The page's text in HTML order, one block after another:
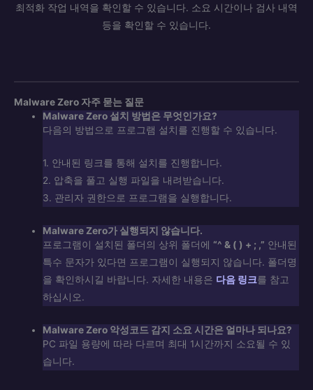
최적화 작업 내역을 확인할 수 있습니다. 소요 시간이나 검사 내역
등을 확인할 수 있습니다.
Malware Zero 자주 묻는 질문
Malware Zero 설치 방법은 무엇인가요?
다음의 방법으로 프로그램 설치를 진행할 수 있습니다.
1. 안내된 링크를 통해 설치를 진행합니다.
2. 압축을 풀고 실행 파일을 내려받습니다.
3. 관리자 권한으로 프로그램을 실행합니다.
Malware Zero가 실행되지 않습니다.
프로그램이 설치된 폴더의 상위 폴더에“^ & ( ) + ; ,” 안내된
특수 문자가 있다면 프로그램이 실행되지 않습니다. 폴더명
을 확인하시길 바랍니다. 자세한 내용은 다음 링크를 참고
하십시오.
Malware Zero 악성코드 감지 소요 시간은 얼마나 되나요?
PC 파일 용량에 따라 다르며 최대 1시간까지 소요될 수 있
습니다.